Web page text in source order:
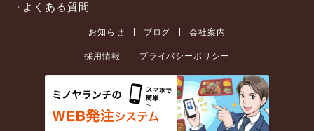
よくある質問
お知らせ ブログ 会社案内
採用情報 プライバシーポリシー